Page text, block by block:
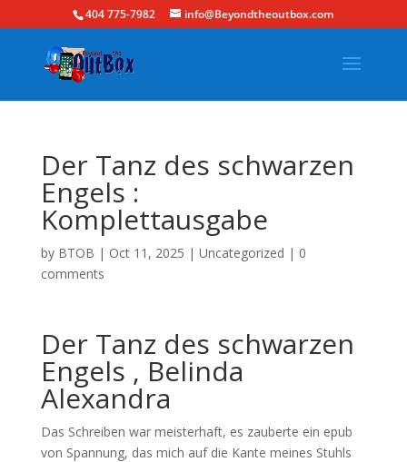
404 775-7982 info@Beyondtheoutbox.com
Der Tanz des schwarzen
Engels :
Komplettausgabe
by BTOB | Oct 11, 2025 | Uncategorized | 0
comments
Der Tanz des schwarzen
Engels , Belinda
Alexandra
Das Schreiben war meisterhaft, es zauberte ein epub
von Spannung, das mich auf die Kante meines Stuhls